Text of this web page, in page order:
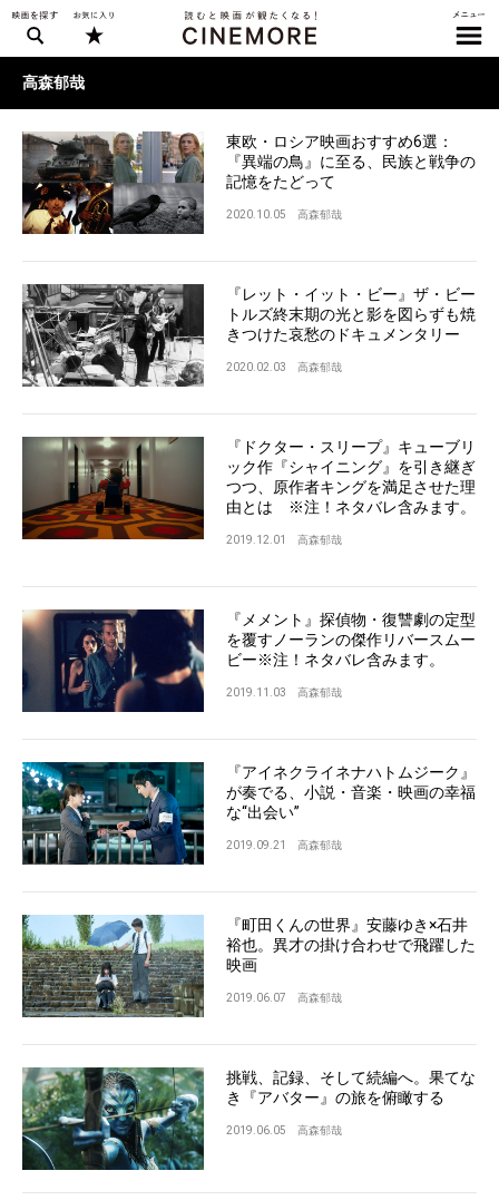
高森郁哉
東欧・ロシア映画おすすめ6選：
『異端の鳥』に至る、民族と戦争の
記憶をたどって
2020.10.05 高森郁哉
『レット・イット・ビー』ザ・ビー
トルズ終末期の光と影を図らずも焼
きつけた哀愁のドキュメンタリー
2020.02.03 高森郁哉
『ドクター・スリープ』キューブリ
ック作『シャイニング』を引き継ぎ
つつ、原作者キングを満足させた理
由とは ※注！ネタバレ含みます。
2019.12.01 高森郁哉
『メメント』探偵物・復讐劇の定型
を覆すノーランの傑作リバースムー
ビー※注！ネタバレ含みます。
2019.11.03 高森郁哉
『アイネクライネナハトムジーク』
が奏でる、小説・音楽・映画の幸福
な“出会い”
2019.09.21 高森郁哉
『町田くんの世界』安藤ゆき×石井
裕也。異才の掛け合わせで飛躍した
映画
2019.06.07 高森郁哉
挑戦、記録、そして続編へ。果てな
き『アバター』の旅を俯瞰する
2019.06.05 高森郁哉